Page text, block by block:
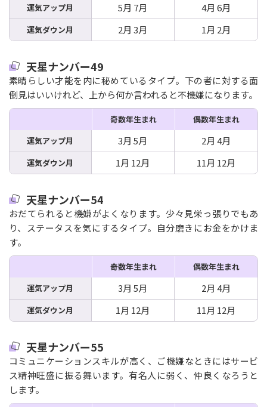
運気アップ月
5月 7月 4月 6月
運気ダウン月 2月 3月 1月 2月
天星ナンバー49
素晴らしい才能を内に秘めているタイプ。下の者に対する面
倒見はいいけれど、上から何か言われると不機嫌になります。
奇数年生まれ
偶数年生まれ
運気アップ月
3月 5月 2月 4月
運気ダウン月 1月 12月 11月 12月
天星ナンバー54
おだてられると機嫌がよくなります。少々見栄っ張りでもあ
り、ステータスを気にするタイプ。自分磨きにお金をかけま
す。
奇数年生まれ
偶数年生まれ
運気アップ月
3月 5月 2月 4月
運気ダウン月 1月 12月 11月 12月
天星ナンバー55
コミュニケーションスキルが高く、ご機嫌なときにはサービ
ス精神旺盛に振る舞います。有名人に弱く、仲良くなろうと
します。